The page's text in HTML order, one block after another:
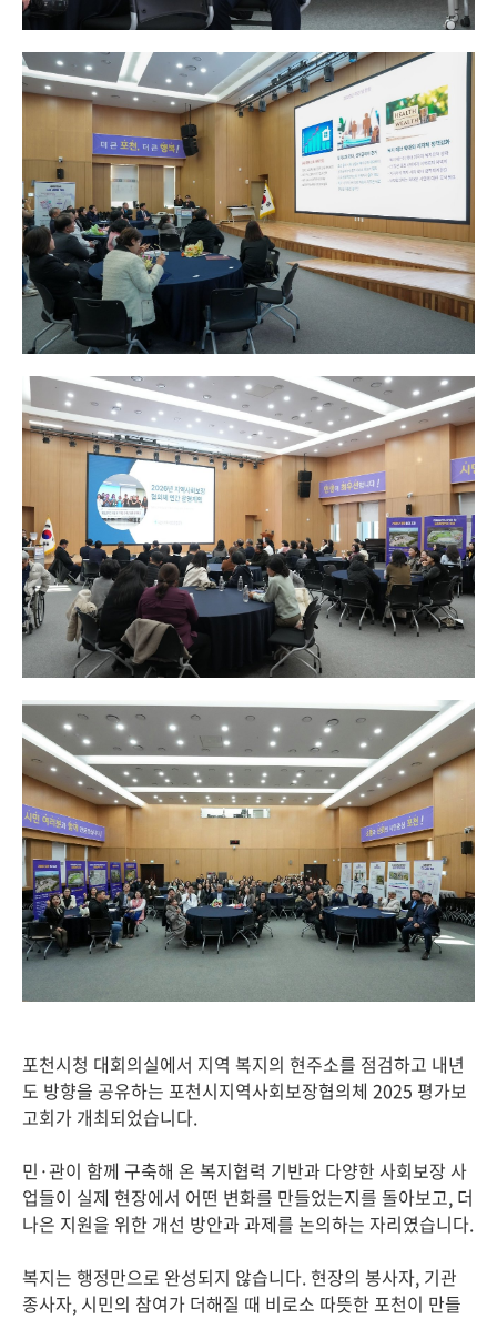
포천시청 대회의실에서 지역 복지의 현주소를 점검하고 내년
도 방향을 공유하는 포천시지역사회보장협의체 2025 평가보
고회가 개최되었습니다.
민·관이 함께 구축해 온 복지협력 기반과 다양한 사회보장 사
업들이 실제 현장에서 어떤 변화를 만들었는지를 돌아보고, 더
나은 지원을 위한 개선 방안과 과제를 논의하는 자리였습니다.
복지는 행정만으로 완성되지 않습니다. 현장의 봉사자, 기관
종사자, 시민의 참여가 더해질 때 비로소 따뜻한 포천이 만들